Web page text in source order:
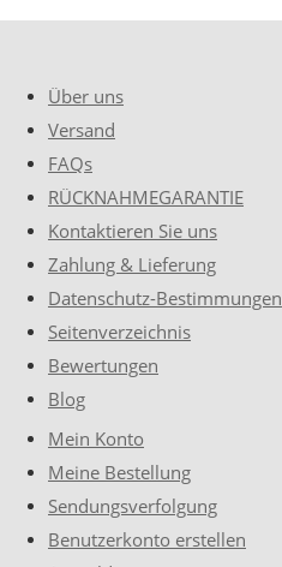
Über uns
Versand
FAQs
RÜCKNAHMEGARANTIE
Kontaktieren Sie uns
Zahlung & Lieferung
Datenschutz-Bestimmungen
Seitenverzeichnis
Bewertungen
Blog
Mein Konto
Meine Bestellung
Sendungsverfolgung
Benutzerkonto erstellen